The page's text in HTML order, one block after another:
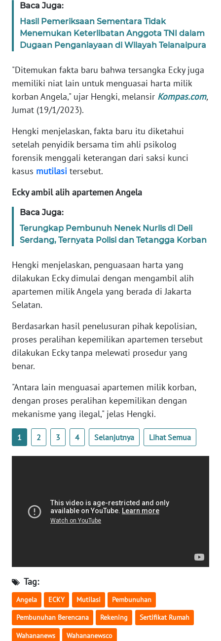
Baca Juga:
Hasil Pemeriksaan Sementara Tidak
Menemukan Keterlibatan Anggota TNI dalam
Dugaan Penganiayaan di Wilayah Telanaipura
"Ditemukan fakta baru bahwa tersangka Ecky juga
memiliki niat lain untuk menguasai harta milik
korban Angela," ujar Hengki, melansir Kompas.com,
Jumat (19/1/2023).
Hengki menjelaskan, fakta baru itu diketahui
setelah penyidik bersama tim ahli psikolog
forensik menggali keterangan dari saksi kunci
kasus mutilasi tersebut.
Ecky ambil alih apartemen Angela
Baca Juga:
Terungkap Pembunuh Nenek Nurlis di Deli
Serdang, Ternyata Polisi dan Tetangga Korban
Hengki menjelaskan, penguasaan harta yang
dilakukan Ecky dimulai dengan mengambil alih
apartemen milik Angela yang berada di Jakarta
Selatan.
Berdasarkan hasil penelusuran pihak kepolisian,
proses peralihan kepemilikan apartemen tersebut
dilakukan Ecky tanpa melewati prosedur yang
benar.
"Antara lain menguasai apartemen milik korban,
dengan proses peralihan kepemilikan dengan
mekanisme yang ilegal," jelas Hengki.
1 2 3 4 Selanjutnya Lihat Semua
Tag:
Angela ECKY Mutilasi Pembunuhan
Pembunuhan Berencana Rekening Sertifikat Rumah
Wahananews Wahananewsco
KAMI
INFO
IKLAN
TENTANG
MEDIA
KARIR
Wahana
Regional
WN
SUMUT
WN
JABAR
BANTEN
WN
NTT
WN
PAPUA
WN
RIAU
WN
SERAMBI